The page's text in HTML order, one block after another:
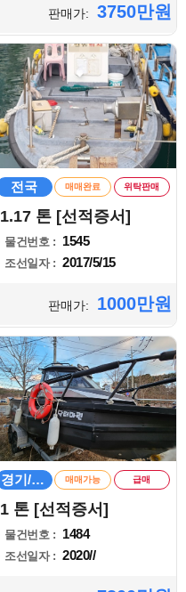
판매가: 3750만원
전국 매매완료 위탁판매
1.17 톤 [선적증서]
물건번호 : 1545
조선일자 : 2017/5/15
판매가: 1000만원
경기/인천 매매가능 급매
1 톤 [선적증서]
물건번호 : 1484
조선일자 : 2020//